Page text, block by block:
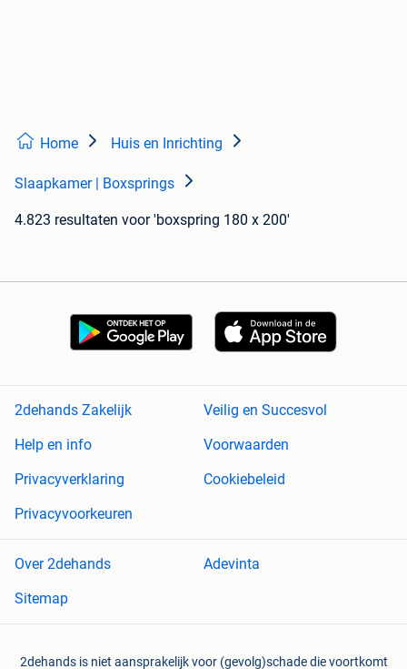
Home Huis en Inrichting
Slaapkamer | Boxsprings
4.823 resultaten voor 'boxspring 180 x 200'
2dehands Zakelijk
Veilig en Succesvol
Help en info
Voorwaarden
Privacyverklaring
Cookiebeleid
Privacyvoorkeuren
Over 2dehands
Adevinta
Sitemap
2dehands is niet aansprakelijk voor (gevolg)schade die voortkomt